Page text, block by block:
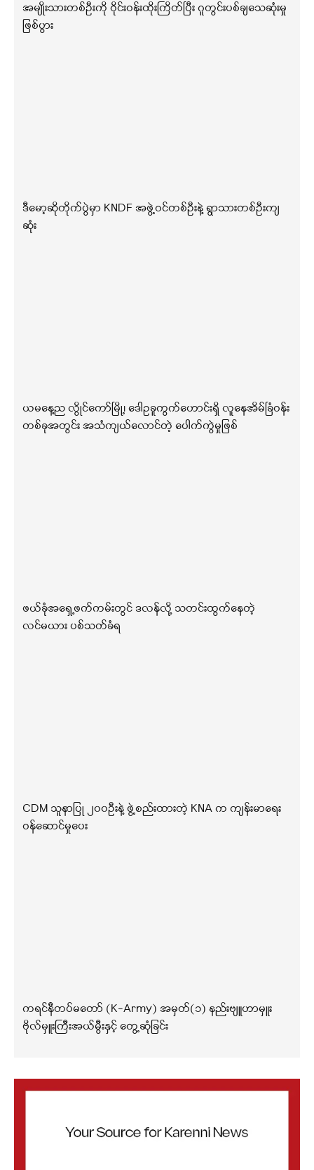
အမျိုးသားတစ်ဦးကို ဝိုင်းဝန်းထိုးကြိတ်ပြီး ဂူတွင်းပစ်ချသေဆုံးမှု
ဖြစ်ပွား
ဒီမော့ဆိုတိုက်ပွဲမှာ KNDF အဖွဲ့ဝင်တစ်ဦးနဲ့ ရွာသားတစ်ဦးကျ
ဆုံး
ယမနေ့ည လွိုင်ကော်မြို့၊ ဒေါဥခူကွက်ဟောင်းရှိ လူနေအိမ်ခြံဝန်း
တစ်ခုအတွင်း အသံကျယ်လောင်တဲ့ ပေါက်ကွဲမှုဖြစ်
ဖယ်ခုံအရှေ့ဖက်ကမ်းတွင် ဒလန်လို့ သတင်းထွက်နေတဲ့
လင်မယား ပစ်သတ်ခံရ
CDM သူနာပြု ၂၀၀ဦးနဲ့ ဖွဲ့စည်းထားတဲ့ KNA က ကျန်းမာရေး
ဝန်ဆောင်မှုပေး
ကရင်နီတပ်မတော် (K-Army) အမှတ်(၁) နည်းဗျူဟာမှူး
ဗိုလ်မှူးကြီးအယ်မွီးနှင့် တွေ့ဆုံခြင်း